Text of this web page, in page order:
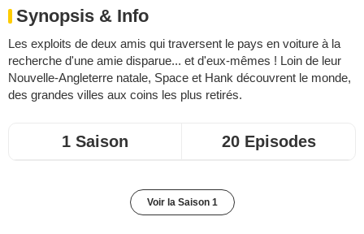
Synopsis & Info
Les exploits de deux amis qui traversent le pays en voiture à la
recherche d'une amie disparue... et d'eux-mêmes ! Loin de leur
Nouvelle-Angleterre natale, Space et Hank découvrent le monde,
des grandes villes aux coins les plus retirés.
1 Saison 20 Episodes
Voir la Saison 1